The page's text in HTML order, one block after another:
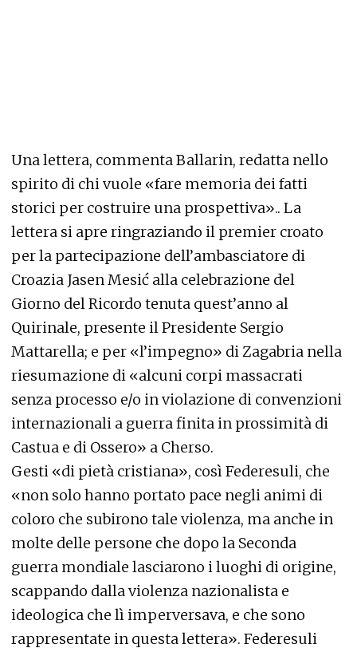
Una lettera, commenta Ballarin, redatta nello
spirito di chi vuole «fare memoria dei fatti
storici per costruire una prospettiva».. La
lettera si apre ringraziando il premier croato
per la partecipazione dell’ambasciatore di
Croazia Jasen Mesić alla celebrazione del
Giorno del Ricordo tenuta quest’anno al
Quirinale, presente il Presidente Sergio
Mattarella; e per «l’impegno» di Zagabria nella
riesumazione di «alcuni corpi massacrati
senza processo e/o in violazione di convenzioni
internazionali a guerra finita in prossimità di
Castua e di Ossero» a Cherso.
Gesti «di pietà cristiana», così Federesuli, che
«non solo hanno portato pace negli animi di
coloro che subirono tale violenza, ma anche in
molte delle persone che dopo la Seconda
guerra mondiale lasciarono i luoghi di origine,
scappando dalla violenza nazionalista e
ideologica che lì imperversava, e che sono
rappresentate in questa lettera». Federesuli